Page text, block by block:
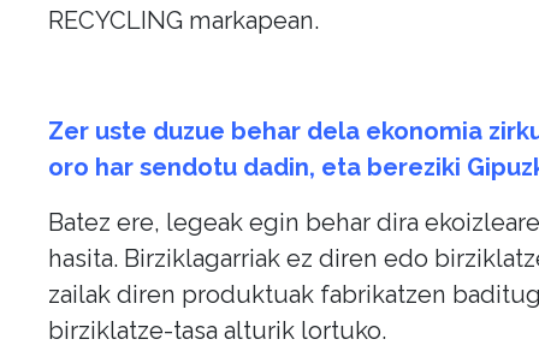
RECYCLING markapean.
Zer uste duzue behar dela ekonomia
oro har sendotu dadin, eta bereziki
Batez ere, legeak egin behar dira
hasita. Birziklagarriak ez diren edo
zailak diren produktuak fabrikatzen
birziklatze-tasa alturik lortuko.